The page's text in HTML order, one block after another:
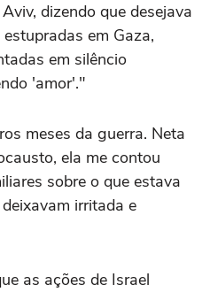
dizendo que desejava
em Gaza,
em silêncio
'amor'."
meses da guerra. Neta
ela me contou
sobre o que estava
irritada e
as ações de Israel